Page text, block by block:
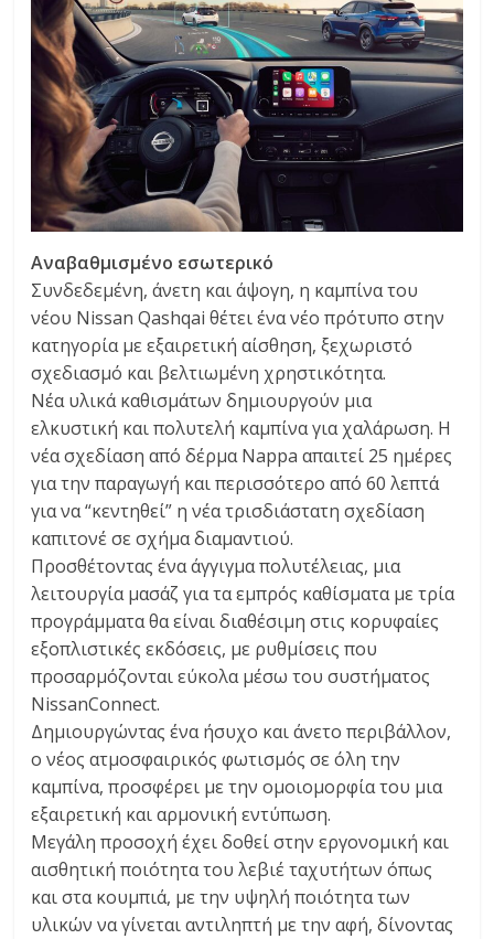
Αναβαθμισμένο εσωτερικό
Συνδεδεμένη, άνετη και άψογη, η καμπίνα του
νέου Nissan Qashqai θέτει ένα νέο πρότυπο στην
κατηγορία με εξαιρετική αίσθηση, ξεχωριστό
σχεδιασμό και βελτιωμένη χρηστικότητα.
Νέα υλικά καθισμάτων δημιουργούν μια
ελκυστική και πολυτελή καμπίνα για χαλάρωση. Η
νέα σχεδίαση από δέρμα Nappa απαιτεί 25 ημέρες
για την παραγωγή και περισσότερο από 60 λεπτά
για να “κεντηθεί” η νέα τρισδιάστατη σχεδίαση
καπιτονέ σε σχήμα διαμαντιού.
Προσθέτοντας ένα άγγιγμα πολυτέλειας, μια
λειτουργία μασάζ για τα εμπρός καθίσματα με τρία
προγράμματα θα είναι διαθέσιμη στις κορυφαίες
εξοπλιστικές εκδόσεις, με ρυθμίσεις που
προσαρμόζονται εύκολα μέσω του συστήματος
NissanConnect.
Δημιουργώντας ένα ήσυχο και άνετο περιβάλλον,
ο νέος ατμοσφαιρικός φωτισμός σε όλη την
καμπίνα, προσφέρει με την ομοιομορφία του μια
εξαιρετική και αρμονική εντύπωση.
Μεγάλη προσοχή έχει δοθεί στην εργονομική και
αισθητική ποιότητα του λεβιέ ταχυτήτων όπως
και στα κουμπιά, με την υψηλή ποιότητα των
υλικών να γίνεται αντιληπτή με την αφή, δίνοντας